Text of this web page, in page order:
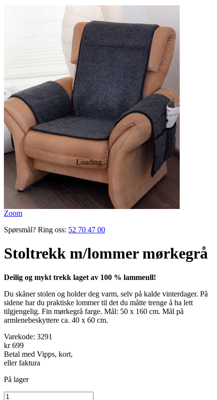
Zoom
Spørsmål? Ring oss: 52 70 47 00
Stoltrekk m/lommer mørkegrå
Deilig og mykt trekk laget av 100 % lammeull!
Du skåner stolen og holder deg varm, selv på kalde vinterdager. På
sidene har du praktiske lommer til det du måtte trenge å ha lett
tilgjengelig. Fin mørkegrå farge. Mål: 50 x 160 cm. Mål på
armlenebeskyttere ca. 40 x 60 cm.
Varekode: 3291
kr 699
Betal med Vipps, kort,
eller faktura
På lager